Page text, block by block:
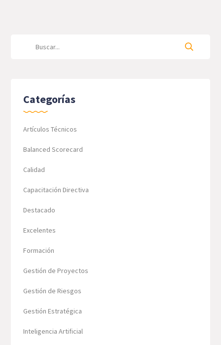
Categorías
Artículos Técnicos
Balanced Scorecard
Calidad
Capacitación Directiva
Destacado
Excelentes
Formación
Gestión de Proyectos
Gestión de Riesgos
Gestión Estratégica
Inteligencia Artificial